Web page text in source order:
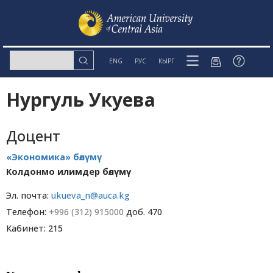
ENG РУС КЫРГ
Нургуль Укуева
Доцент
«Экономика» бөлүмү
Колдонмо илимдер бөлүмү
Эл. почта: ukueva_n@auca.kg
Телефон: +996 (312) 915000 доб. 470
Кабинет: 215